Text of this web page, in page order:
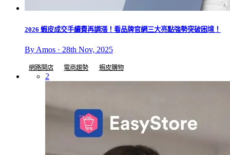
2026 蝦皮成交手續費再調漲！看品牌官網三大亮點強勢突破困境！
By Amos · 28th Nov, 2025
網路開店 電商趨勢 蝦皮購物
2